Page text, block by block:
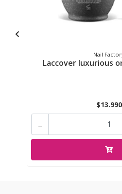
Nail
Laccover luxurious
$13.990
-